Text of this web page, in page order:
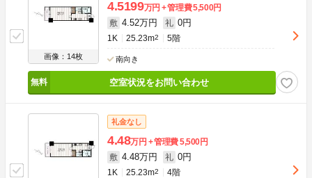
画像：14枚
4.5199万円 管理費5,500円
敷 4.52万円 礼 0円
1K 25.23m2 5階
南向き
空室状況をお問い合わせ
礼金なし
4.48万円 管理費5,500円
敷 4.48万円 礼 0円
1K 25.23m2 4階